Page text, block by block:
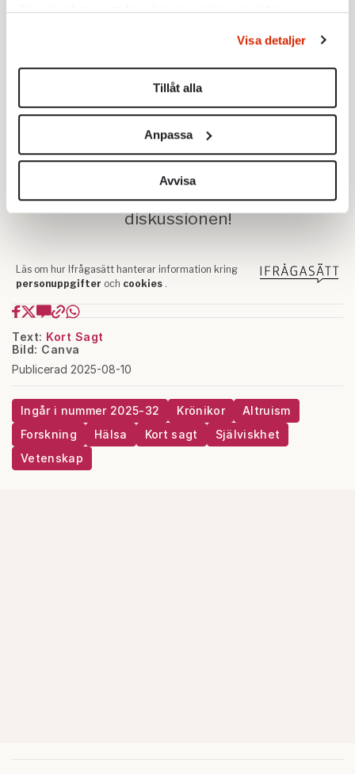
Ta reda på mer om hur dina personliga uppgifter
Du kan ändra eller dra tillbaka ditt samtycke när som
helst från cookie-förklaringen.
Vi använder enhetsidentifierare för att anpassa innehållet
för sociala medier och analysera vår trafik. Vi
vidarebefordrar även sådana identifierare och annan
information från din enhet till de sociala medier och
annons- och analysföretag som vi samarbetar med.
Dessa kan i sin tur kombinera informationen med annan
Om du vill läsa mer om hur vi hanterar personuppgifter
Visa detaljer
Tillåt alla
Anpassa
Avvisa
Text: Kort Sagt
Bild: Canva
Publicerad 2025-08-10
Ingår i nummer 2025-32 Krönikor
Altruism
Forskning
Hälsa Kort sagt
Själviskhet
Vetenskap